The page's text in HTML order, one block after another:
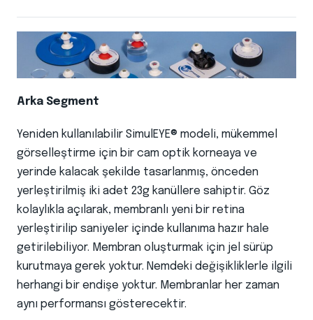
Arka Segment
Yeniden kullanılabilir SimulEYE® modeli, mükemmel
görselleştirme için bir cam optik korneaya ve
yerinde kalacak şekilde tasarlanmış, önceden
yerleştirilmiş iki adet 23g kanüllere sahiptir. Göz
kolaylıkla açılarak, membranlı yeni bir retina
yerleştirilip saniyeler içinde kullanıma hazır hale
getirilebiliyor. Membran oluşturmak için jel sürüp
kurutmaya gerek yoktur. Nemdeki değişikliklerle ilgili
herhangi bir endişe yoktur. Membranlar her zaman
aynı performansı gösterecektir.